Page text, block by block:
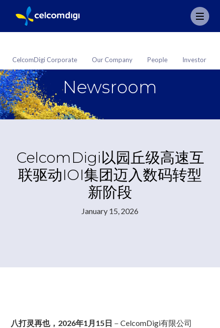
CelcomDigi Corporate Our Company People Investor
Newsroom
CelcomDigi以园丘级高速互
联驱动IOI集团迈入数码转型
新阶段
January 15, 2026
八打灵再也，2026年1月15日 －CelcomDigi有限公司